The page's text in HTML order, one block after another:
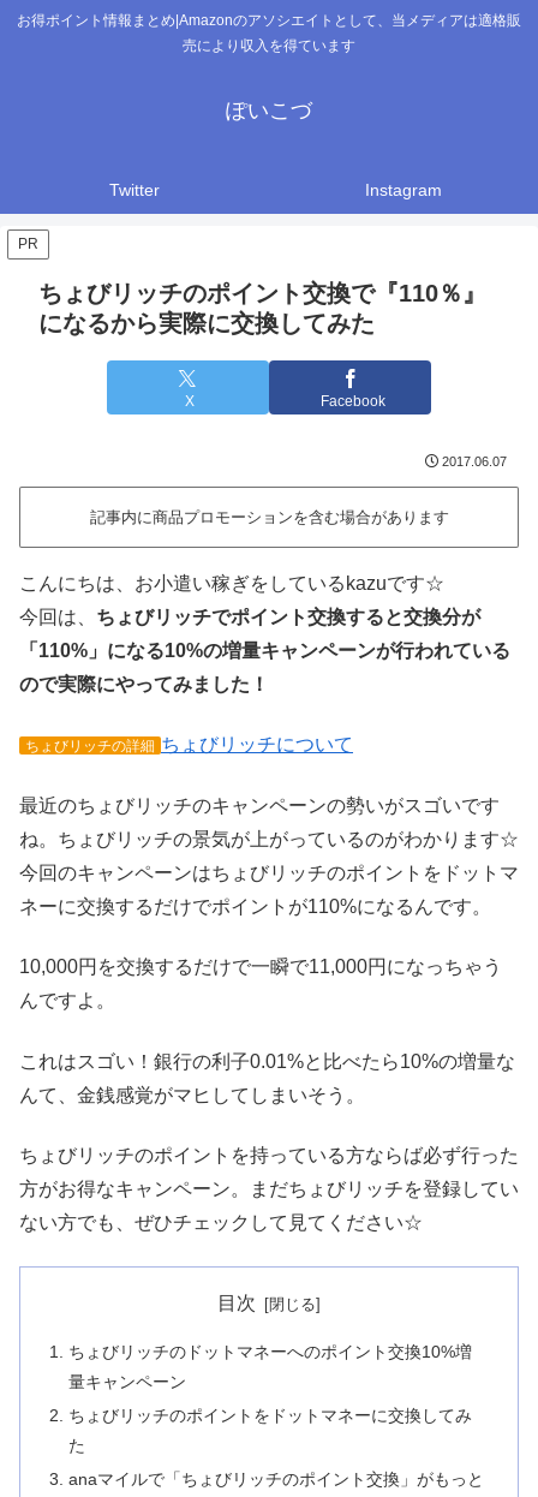
お得ポイント情報まとめ|Amazonのアソシエイトとして、当メディアは適格販
売により収入を得ています
ぽいこづ
Twitter Instagram
PR
ちょびリッチのポイント交換で『110％』
になるから実際に交換してみた
X Facebook
2017.06.07
記事内に商品プロモーションを含む場合があります
こんにちは、お小遣い稼ぎをしているkazuです☆
今回は、 ちょびリッチでポイント交換すると交換分が
「110%」になる10%の増量キャンペーンが行われている
ので実際にやってみました！
ちょびリッチの詳細 ちょびリッチについて
最近のちょびリッチのキャンペーンの勢いがスゴいです
ね。ちょびリッチの景気が上がっているのがわかります☆
今回のキャンペーンはちょびリッチのポイントをドットマ
ネーに交換するだけでポイントが110%になるんです。
10,000円を交換するだけで一瞬で11,000円になっちゃう
んですよ。
これはスゴい！銀行の利子0.01%と比べたら10%の増量な
んて、金銭感覚がマヒしてしまいそう。
ちょびリッチのポイントを持っている方ならば必ず行った
方がお得なキャンペーン。まだちょびリッチを登録してい
ない方でも、ぜひチェックして見てください☆
目次
ちょびリッチのドットマネーへのポイント交換10%増
量キャンペーン
ちょびリッチのポイントをドットマネーに交換してみ
た
anaマイルで「ちょびリッチのポイント交換」がもっと